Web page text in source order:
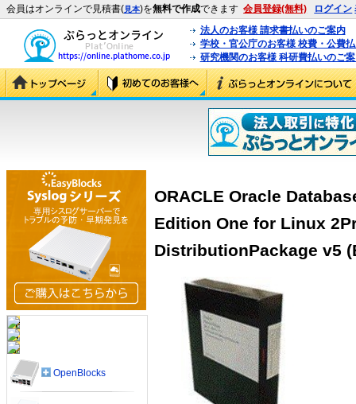
会員はオンラインで見積書(見本)を無料で作成できます 会員登録(無料) ログイン
法人のお客様 請求書払いのご案内
学校・官公庁のお客様 校費・公費
研究機関のお客様 科研費払いのご
ORACLE Oracle
Edition One for Linux
DistributionPackage v5
OpenBlocks